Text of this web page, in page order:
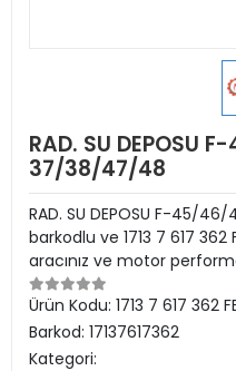
RAD. SU DEPOSU
37/38/47/48
RAD. SU DEPOSU F-45/
barkodlu ve 1713 7 617
aracınız ve motor
Ürün Kodu: 1713 7 617 362
Barkod: 17137617362
Kategori: